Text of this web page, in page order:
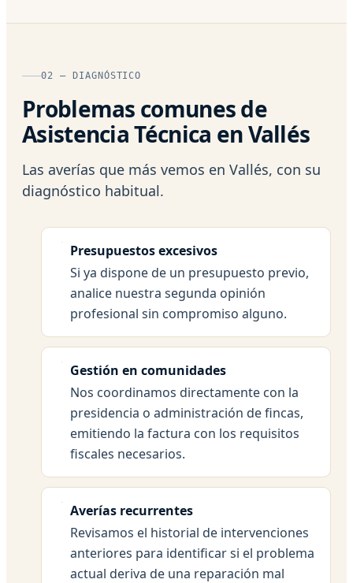
02 — DIAGNÓSTICO
Problemas comunes de
Asistencia Técnica en Vallés
Las averías que más vemos en Vallés, con su
diagnóstico habitual.
Presupuestos excesivos
Si ya dispone de un presupuesto previo,
analice nuestra segunda opinión
profesional sin compromiso alguno.
Gestión en comunidades
Nos coordinamos directamente con la
presidencia o administración de fincas,
emitiendo la factura con los requisitos
fiscales necesarios.
Averías recurrentes
Revisamos el historial de intervenciones
anteriores para identificar si el problema
actual deriva de una reparación mal